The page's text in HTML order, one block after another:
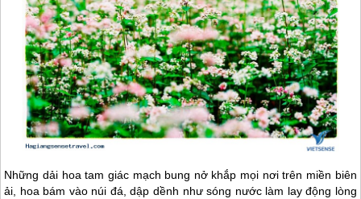
Những dải hoa tam giác mạch bung nở khắp mọi nơi trên miền biên
ải, hoa bám vào núi đá, dập dềnh như sóng nước làm lay động lòng